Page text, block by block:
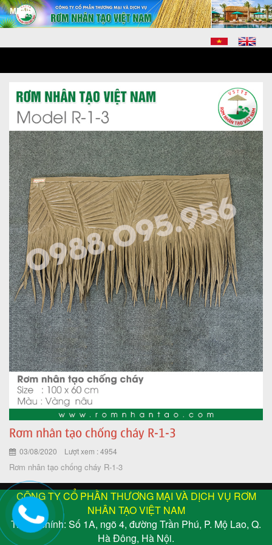
Rơm nhân tạo chống cháy R-1-3
03/08/2020 Lượt xem : 4954
Rơm nhân tạo chống cháy R-1-3
CÔNG TY CỔ PHẦN THƯƠNG MẠI VÀ DỊCH VỤ RƠM
NHÂN TẠO VIỆT NAM
Trụ sở chính: Số 1A, ngõ 4, đường Trần Phú, P. Mộ Lao, Q.
Hà Đông, Hà Nội.